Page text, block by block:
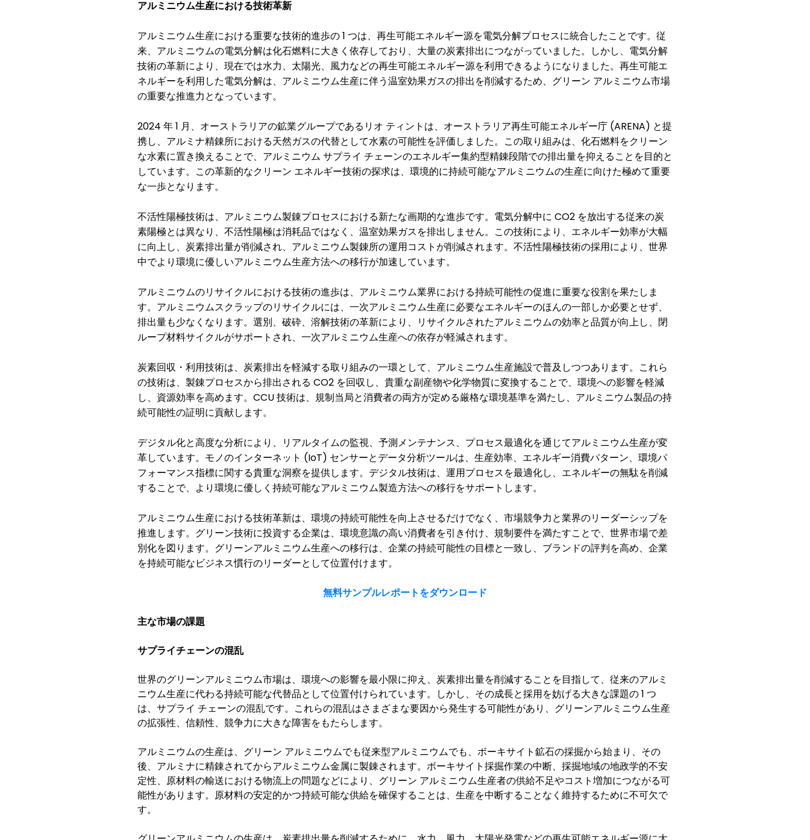
アルミニウム生産における技術革新
アルミニウム生産における重要な技術的進歩の 1 つは、再生可能エネルギー源を電気分解プロセスに統合したことです。従
来、アルミニウムの電気分解は化石燃料に大きく依存しており、大量の炭素排出につながっていました。しかし、電気分解
技術の革新により、現在では水力、太陽光、風力などの再生可能エネルギー源を利用できるようになりました。再生可能エ
ネルギーを利用した電気分解は、アルミニウム生産に伴う温室効果ガスの排出を削減するため、グリーン アルミニウム市場
の重要な推進力となっています。
2024 年 1 月、オーストラリアの鉱業グループであるリオ ティントは、オーストラリア再生可能エネルギー庁 (ARENA) と提
携し、アルミナ精錬所における天然ガスの代替として水素の可能性を評価しました。この取り組みは、化石燃料をクリーン
な水素に置き換えることで、アルミニウム サプライ チェーンのエネルギー集約型精錬段階での排出量を抑えることを目的と
しています。この革新的なクリーン エネルギー技術の探求は、環境的に持続可能なアルミニウムの生産に向けた極めて重要
な一歩となります。
不活性陽極技術は、アルミニウム製錬プロセスにおける新たな画期的な進歩です。電気分解中に CO2 を放出する従来の炭
素陽極とは異なり、不活性陽極は消耗品ではなく、温室効果ガスを排出しません。この技術により、エネルギー効率が大幅
に向上し、炭素排出量が削減され、アルミニウム製錬所の運用コストが削減されます。不活性陽極技術の採用により、世界
中でより環境に優しいアルミニウム生産方法への移行が加速しています。
アルミニウムのリサイクルにおける技術の進歩は、アルミニウム業界における持続可能性の促進に重要な役割を果たしま
す。アルミニウムスクラップのリサイクルには、一次アルミニウム生産に必要なエネルギーのほんの一部しか必要とせず、
排出量も少なくなります。選別、破砕、溶解技術の革新により、リサイクルされたアルミニウムの効率と品質が向上し、閉
ループ材料サイクルがサポートされ、一次アルミニウム生産への依存が軽減されます。
炭素回収・利用技術は、炭素排出を軽減する取り組みの一環として、アルミニウム生産施設で普及しつつあります。これら
の技術は、製錬プロセスから排出される CO2 を回収し、貴重な副産物や化学物質に変換することで、環境への影響を軽減
し、資源効率を高めます。 CCU 技術は、規制当局と消費者の両方が定める厳格な環境基準を満たし、アルミニウム製品の持
続可能性の証明に貢献します。
デジタル化と高度な分析により、リアルタイムの監視、予測メンテナンス、プロセス最適化を通じてアルミニウム生産が変
革しています。モノのインターネット (IoT) センサーとデータ分析ツールは、生産効率、エネルギー消費パターン、環境パ
フォーマンス指標に関する貴重な洞察を提供します。デジタル技術は、運用プロセスを最適化し、エネルギーの無駄を削減
することで、より環境に優しく持続可能なアルミニウム製造方法への移行をサポートします。
アルミニウム生産における技術革新は、環境の持続可能性を向上させるだけでなく、市場競争力と業界のリーダーシップを
推進します。グリーン技術に投資する企業は、環境意識の高い消費者を引き付け、規制要件を満たすことで、世界市場で差
別化を図ります。グリーンアルミニウム生産への移行は、企業の持続可能性の目標と一致し、ブランドの評判を高め、企業
を持続可能なビジネス慣行のリーダーとして位置付けます。
無料サンプルレポートをダウンロード
主な市場の課題
サプライチェーンの混乱
世界のグリーンアルミニウム市場は、環境への影響を最小限に抑え、炭素排出量を削減することを目指して、従来のアルミ
ニウム生産に代わる持続可能な代替品として位置付けられています。しかし、その成長と採用を妨げる大きな課題の 1 つ
は、サプライ チェーンの混乱です。これらの混乱はさまざまな要因から発生する可能性があり、グリーンアルミニウム生産
の拡張性、信頼性、競争力に大きな障害をもたらします。
アルミニウムの生産は、グリーン アルミニウムでも従来型アルミニウムでも、ボーキサイト鉱石の採掘から始まり、その
後、アルミナに精錬されてからアルミニウム金属に製錬されます。ボーキサイト採掘作業の中断、採掘地域の地政学的不安
定性、原材料の輸送における物流上の問題などにより、グリーン アルミニウム生産者の供給不足やコスト増加につながる可
能性があります。原材料の安定的かつ持続可能な供給を確保することは、生産を中断することなく維持するために不可欠で
す。